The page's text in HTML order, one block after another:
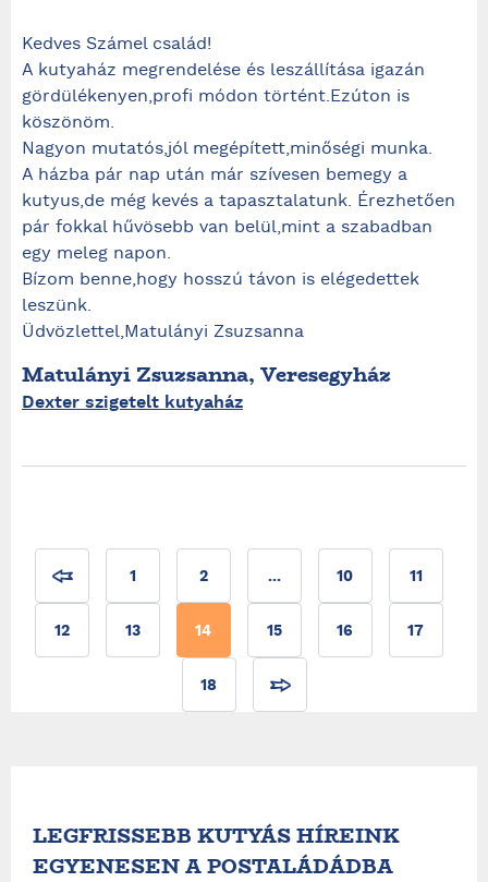
Kedves Számel család!
A kutyaház megrendelése és leszállítása igazán
gördülékenyen,profi módon történt.Ezúton is
köszönöm.
Nagyon mutatós,jól megépített,minőségi munka.
A házba pár nap után már szívesen bemegy a
kutyus,de még kevés a tapasztalatunk. Érezhetően
pár fokkal hűvösebb van belül,mint a szabadban
egy meleg napon.
Bízom benne,hogy hosszú távon is elégedettek
leszünk.
Üdvözlettel,Matulányi Zsuzsanna
Matulányi Zsuzsanna, Veresegyház
Dexter szigetelt kutyaház
1 2 ... 10 11
12 13 14 15 16 17
18
LEGFRISSEBB KUTYÁS HÍREINK
EGYENESEN A POSTALÁDÁDBA